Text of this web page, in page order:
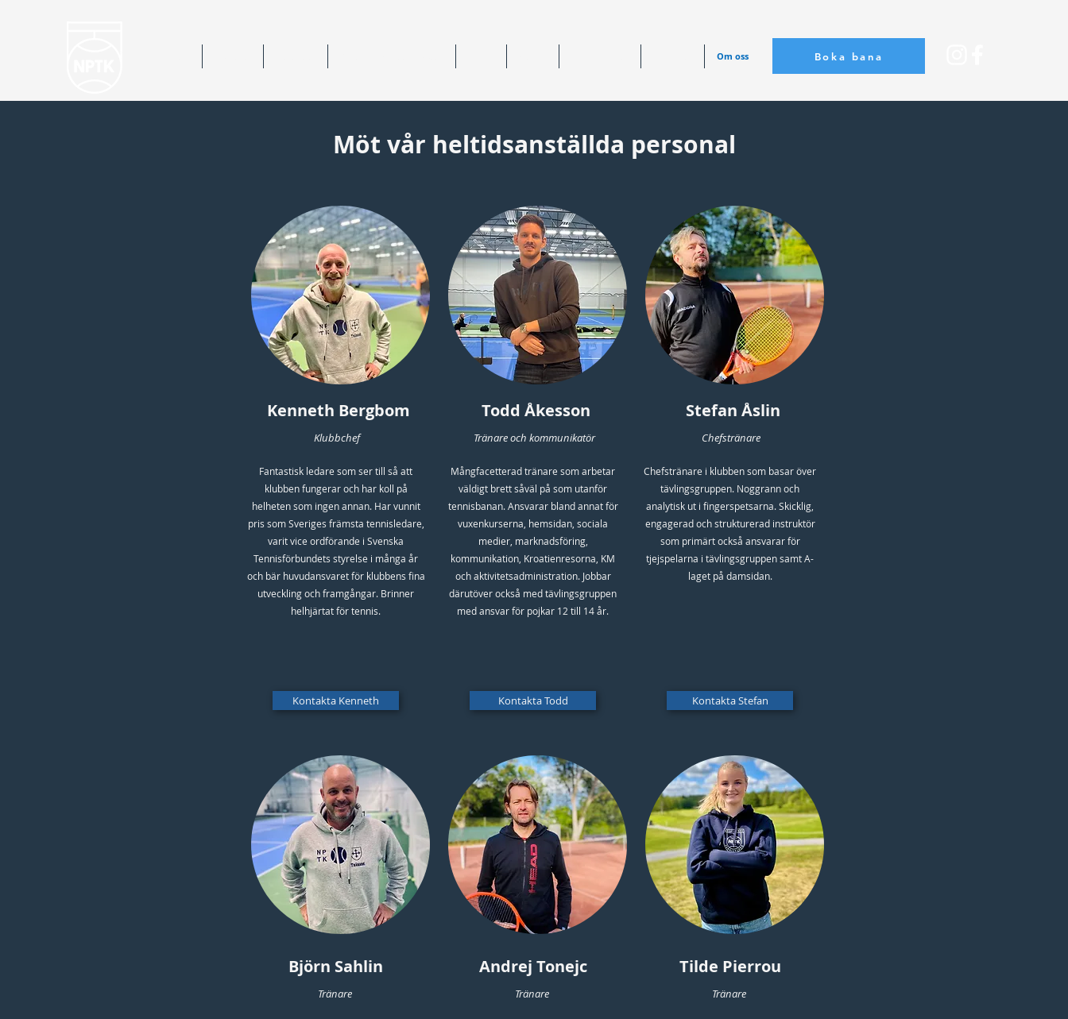
Om oss Boka bana
Möt vår heltidsanställda personal
Kenneth Bergbom
Klubbchef
Fantastisk ledare som ser till så att
klubben fungerar och har koll på
helheten som ingen annan. Har vunnit
pris som Sveriges främsta tennisledare,
varit vice ordförande i Svenska
Tennisförbundets styrelse i många år
och bär huvudansvaret för klubbens fina
utveckling och framgångar. Brinner
helhjärtat för tennis.
Kontakta Kenneth
Todd Åkesson
Tränare och kommunikatör
Mångfacetterad tränare som arbetar
väldigt brett såväl på som utanför
tennisbanan. Ansvarar bland annat för
vuxenkurserna, hemsidan, sociala
medier, marknadsföring,
kommunikation, Kroatienresorna, KM
och aktivitetsadministration. Jobbar
därutöver också med tävlingsgruppen
med ansvar för pojkar 12 till 14 år.
Kontakta Todd
Stefan Åslin
Chefstränare
Chefstränare i klubben som basar över
tävlingsgruppen. Noggrann och
analytisk ut i fingerspetsarna. Skicklig,
engagerad och strukturerad instruktör
som primärt också ansvarar för
tjejspelarna i tävlingsgruppen samt A-
laget på damsidan.
Kontakta Stefan
Björn Sahlin
Tränare
Andrej Tonejc
Tränare
Tilde Pierrou
Tränare